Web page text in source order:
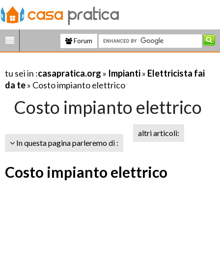
Forum
tu sei in :casapratica.org » Impianti» Elettricista fai
da te» Costo impianto elettrico
Costo impianto elettrico
In questa pagina parleremo di :
altri articoli:
Costo impianto elettrico